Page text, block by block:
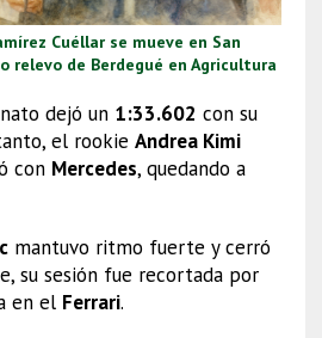
Cuéllar se mueve en San
relevo de Berdegué en Agricultura
dejó un 1:33.602 con su
el rookie Andrea Kimi
con Mercedes, quedando a
mantuvo ritmo fuerte y cerró
su sesión fue recortada por
en el Ferrari.